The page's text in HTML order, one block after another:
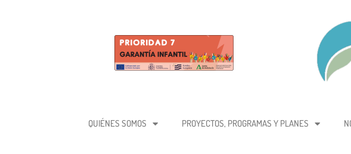
QUIÉNES SOMOS PROYECTOS, PROGRAMAS Y PLANES